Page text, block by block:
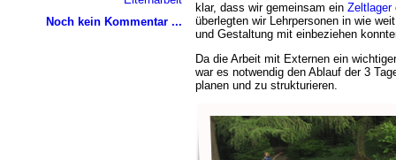
Noch kein Kommentar ...
klar, dass wir gemeinsam ein Zeltlager
überlegten wir Lehrpersonen in wie
und Gestaltung mit einbeziehen
Da die Arbeit mit Externen ein
war es notwendig den Ablauf der 3
planen und zu strukturieren.